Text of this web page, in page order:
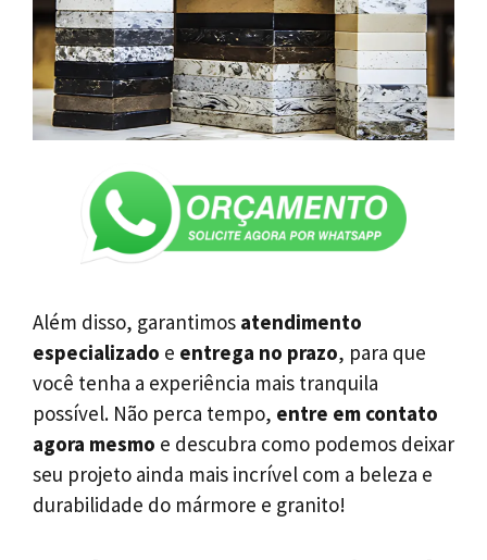
Além disso, garantimos atendimento
especializado e entrega no prazo, para que
você tenha a experiência mais tranquila
possível. Não perca tempo, entre em contato
agora mesmo e descubra como podemos deixar
seu projeto ainda mais incrível com a beleza e
durabilidade do mármore e granito!